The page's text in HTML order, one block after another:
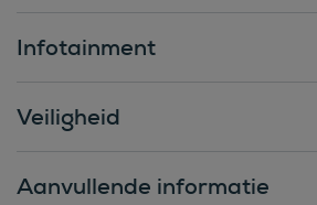
Infotainment
Veiligheid
Aanvullende informatie